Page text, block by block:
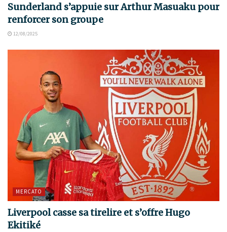
Sunderland s’appuie sur Arthur Masuaku pour
renforcer son groupe
12/08/2025
MERCATO
Liverpool casse sa tirelire et s’offre Hugo
Ekitiké